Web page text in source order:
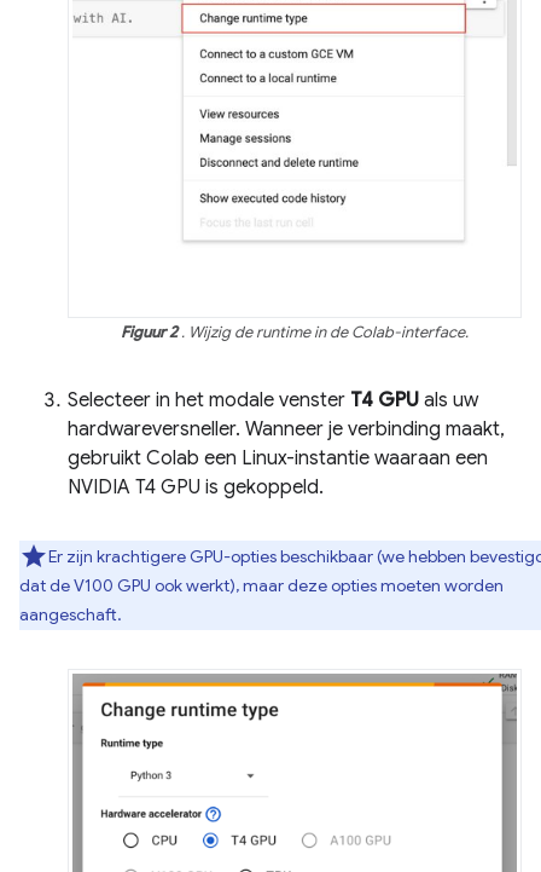
Figuur 2. Wijzig de runtime in de Colab-interface.
Selecteer in het modale venster T4 GPU als uw
hardwareversneller. Wanneer je verbinding maakt,
gebruikt Colab een Linux-instantie waaraan een
NVIDIA T4 GPU is gekoppeld.
Er zijn krachtigere GPU-opties beschikbaar (we hebben
dat de V100 GPU ook werkt), maar deze opties moeten worden
aangeschaft.